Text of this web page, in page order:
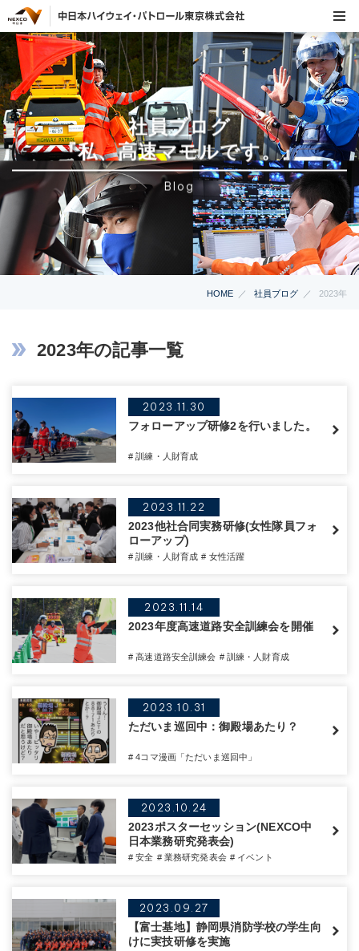
社員ブログ
『私、高速マモルです。』
Blog
HOME 社員ブログ 2023年
2023年の記事一覧
2023.11.30
フォローアップ研修2を行いました。
# 訓練・人財育成
2023.11.22
2023他社合同実務研修(女性隊員フォ
ローアップ)
# 訓練・人財育成 # 女性活躍
2023.11.14
2023年度高速道路安全訓練会を開催
# 高速道路安全訓練会 # 訓練・人財育成
2023.10.31
ただいま巡回中：御殿場あたり？
# 4コマ漫画「ただいま巡回中」
2023.10.24
2023ポスターセッション(NEXCO中
日本業務研究発表会)
# 安全 # 業務研究発表会 # イベント
2023.09.27
【富士基地】静岡県消防学校の学生向
けに実技研修を実施